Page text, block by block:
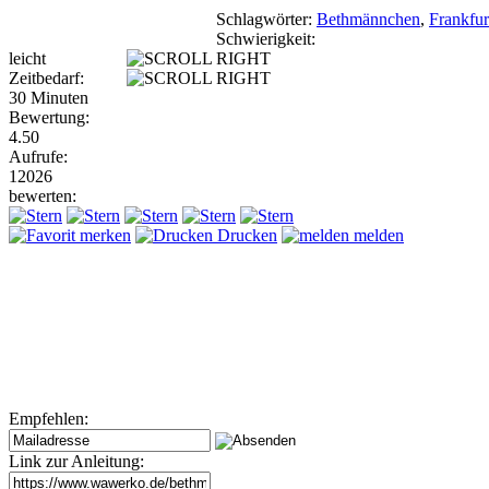
Schlagwörter: Bethmännchen,
Schwierigkeit:
leicht
Zeitbedarf:
30 Minuten
Bewertung:
4.50
Aufrufe:
12026
bewerten:
merken Drucken melden
Empfehlen:
Link zur Anleitung: